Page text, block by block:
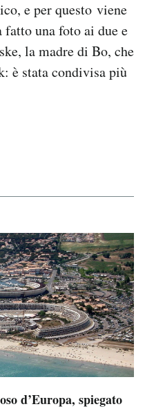
e per questo viene
fatto una foto ai due e
la madre di Bo, che
è stata condivisa più
d’Europa, spiegato